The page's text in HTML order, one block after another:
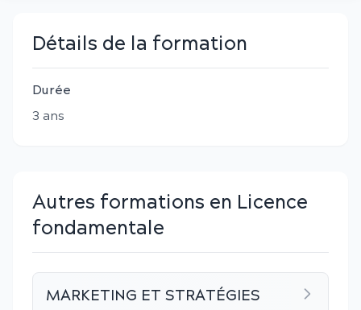
Détails de la formation
Durée
3 ans
Autres formations en Licence
fondamentale
MARKETING ET STRATÉGIES